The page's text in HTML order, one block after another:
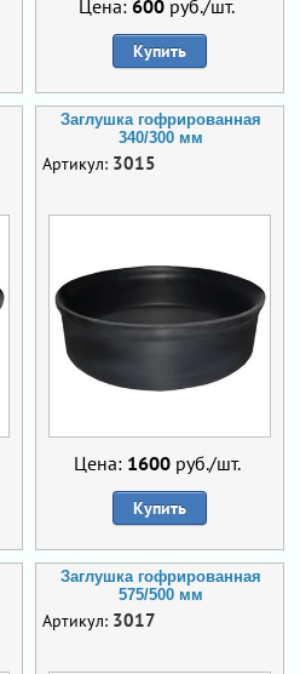
Цена: 600 руб./шт.
Купить
Заглушка гофрированная
340/300 мм
Артикул: 3015
Цена: 1600руб./шт.
Купить
Заглушка гофрированная
575/500 мм
Артикул: 3017